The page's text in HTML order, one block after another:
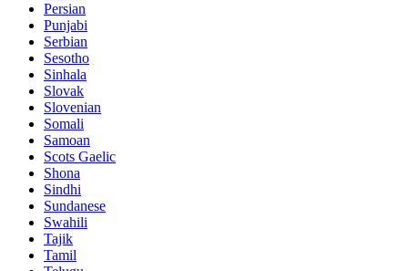
Persian
Punjabi
Serbian
Sesotho
Sinhala
Slovak
Slovenian
Somali
Samoan
Scots Gaelic
Shona
Sindhi
Sundanese
Swahili
Tajik
Tamil